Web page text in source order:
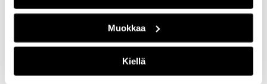
Muokkaa
Kiellä
kehitykseen suhtaudutaan
varauksella. Yliopettaja
Timo Korhonen korostaa
merkitystä.